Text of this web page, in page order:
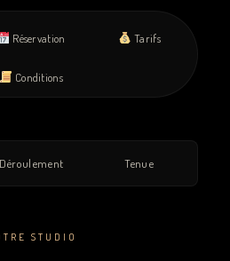
Réservation Tarifs
Conditions
Déroulement Tenue
STUDIO